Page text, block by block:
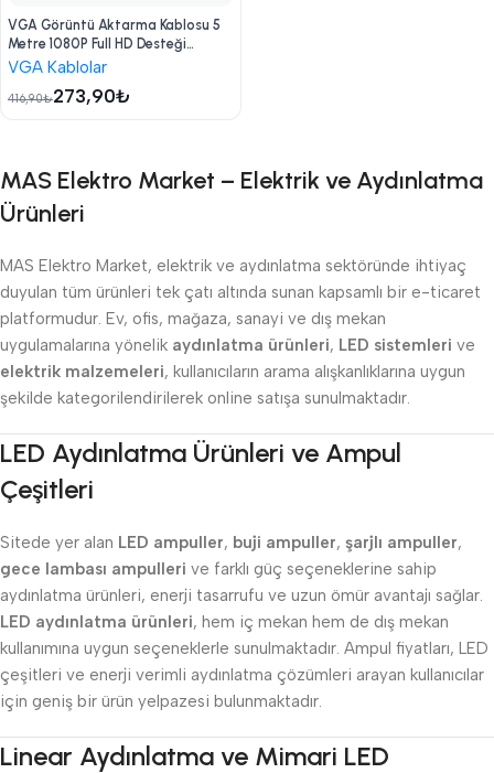
VGA Görüntü Aktarma Kablosu 5
Metre 1080P Full HD Desteği
Parazit Koruması Geniş Uyumluluk
VGA Kablolar
416,90₺273,90₺
MAS Elektro Market – Elektrik ve Aydınlatma
Ürünleri
MAS Elektro Market, elektrik ve aydınlatma sektöründe ihtiyaç
duyulan tüm ürünleri tek çatı altında sunan kapsamlı bir e-ticaret
platformudur. Ev, ofis, mağaza, sanayi ve dış mekan
uygulamalarına yönelik aydınlatma ürünleri, LED sistemleri ve
elektrik malzemeleri, kullanıcıların arama alışkanlıklarına uygun
şekilde kategorilendirilerek online satışa sunulmaktadır.
LED Aydınlatma Ürünleri ve Ampul
Çeşitleri
Sitede yer alan LED ampuller, buji ampuller, şarjlı ampuller,
gece lambası ampulleri ve farklı güç seçeneklerine sahip
aydınlatma ürünleri, enerji tasarrufu ve uzun ömür avantajı sağlar.
LED aydınlatma ürünleri, hem iç mekan hem de dış mekan
kullanımına uygun seçeneklerle sunulmaktadır. Ampul fiyatları, LED
çeşitleri ve enerji verimli aydınlatma çözümleri arayan kullanıcılar
için geniş bir ürün yelpazesi bulunmaktadır.
Linear Aydınlatma ve Mimari LED